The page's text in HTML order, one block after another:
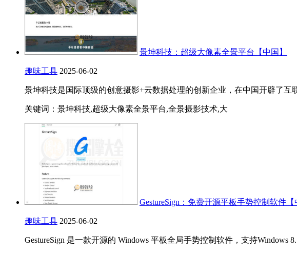
景坤科技：超级大像素全景平台【中国】
趣味工具 2025-06-02
景坤科技是国际顶级的创意摄影+云数据处理的创新企业，在中国开辟了互
关键词：景坤科技,超级大像素全景平台,全景摄影技术,大
GestureSign：免费开源平板手势控制软件【
趣味工具 2025-06-02
GestureSign 是一款开源的 Windows 平板全局手势控制软件，支持Windows